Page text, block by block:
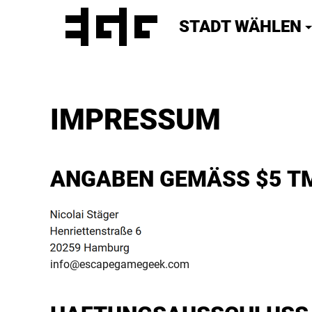
STADT WÄHLEN
IMPRESSUM
ANGABEN GEMÄSS $5
info@escapegamegeek.com